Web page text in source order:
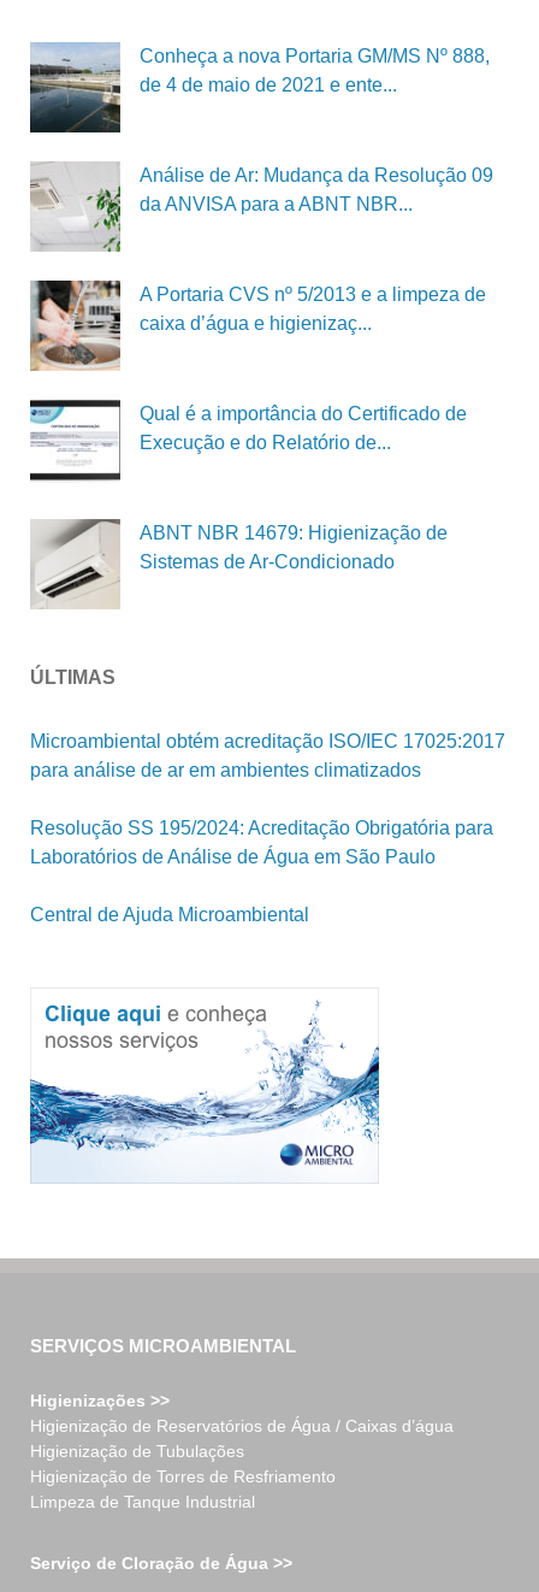
Conheça a nova Portaria GM/MS Nº 888,
de 4 de maio de 2021 e ente...
Análise de Ar: Mudança da Resolução 09
da ANVISA para a ABNT NBR...
A Portaria CVS nº 5/2013 e a limpeza de
caixa d’água e higienizaç...
Qual é a importância do Certificado de
Execução e do Relatório de...
ABNT NBR 14679: Higienização de
Sistemas de Ar-Condicionado
ÚLTIMAS
Microambiental obtém acreditação ISO/IEC 17025:2017
para análise de ar em ambientes climatizados
Resolução SS 195/2024: Acreditação Obrigatória para
Laboratórios de Análise de Água em São Paulo
Central de Ajuda Microambiental
SERVIÇOS MICROAMBIENTAL
Higienizações >>
Higienização de Reservatórios de Água / Caixas d’água
Higienização de Tubulações
Higienização de Torres de Resfriamento
Limpeza de Tanque Industrial
Serviço de Cloração de Água >>